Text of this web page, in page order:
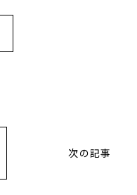
次の記事